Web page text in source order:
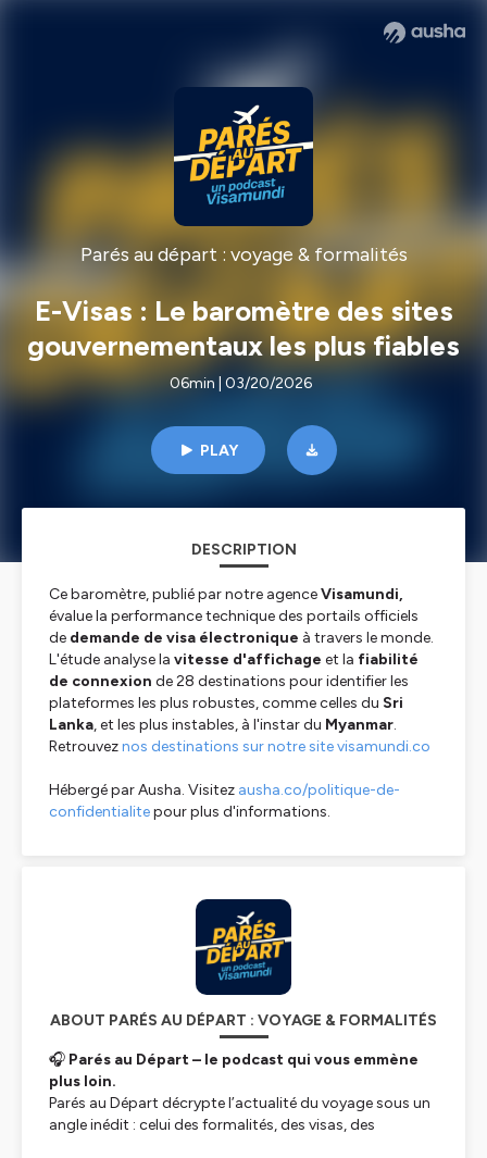
Parés au départ : voyage & formalités
E-Visas : Le baromètre des sites
gouvernementaux les plus fiables
06min | 03/20/2026
PLAY
DESCRIPTION
Ce baromètre, publié par notre agenceVisamundi,
évalue la performance technique des portails officiels
de demande de visa électronique à travers le monde.
L'étude analyse la vitesse d'affichage et la fiabilité
de connexion de 28 destinations pour identifier les
plateformes les plus robustes, comme celles du Sri
Lanka, et les plus instables, à l'instar du Myanmar.
Retrouveznos destinations sur notre site visamundi.co
Hébergé par Ausha. Visitez ausha.co/politique-de-
confidentialitepour plus d'informations.
ABOUT PARÉS AU DÉPART : VOYAGE & FORMALITÉS
🎧 Parés au Départ – le podcast qui vous emmène
plus loin.
Parés au Départ décrypte l’actualité du voyage sous un
angle inédit : celui des formalités, des visas, des